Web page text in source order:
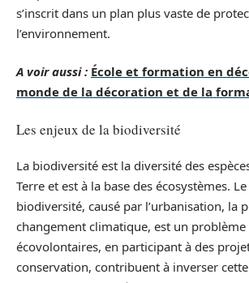
s’inscrit dans un plan plus vaste de
l’environnement.
A voir aussi : École et formation en
monde de la décoration et de la
Les enjeux de la biodiversité
La biodiversité est la diversité des
Terre et est à la base des écosystèmes.
biodiversité, causé par l’urbanisation, la
changement climatique, est un problème
écovolontaires, en participant à des
conservation, contribuent à inverser